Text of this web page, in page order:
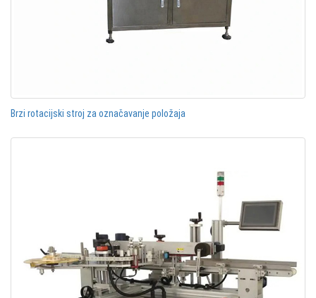
Brzi rotacijski stroj za označavanje položaja